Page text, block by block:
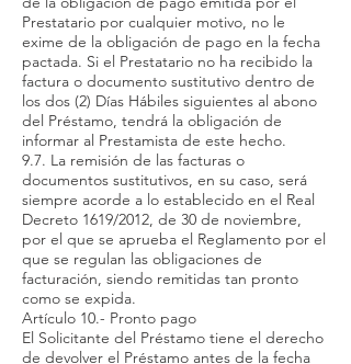
Prestatario por cualquier motivo, no le
exime de la obligación de pago en la fecha
pactada. Si el Prestatario no ha recibido la
factura o documento sustitutivo dentro de
los dos (2) Días Hábiles siguientes al abono
del Préstamo, tendrá la obligación de
informar al Prestamista de este hecho.
9.7. La remisión de las facturas o
documentos sustitutivos, en su caso, será
siempre acorde a lo establecido en el Real
Decreto 1619/2012, de 30 de noviembre,
por el que se aprueba el Reglamento por el
que se regulan las obligaciones de
facturación, siendo remitidas tan pronto
como se expida.
Artículo 10.- Pronto pago
El Solicitante del Préstamo tiene el derecho
de devolver el Préstamo antes de la fecha